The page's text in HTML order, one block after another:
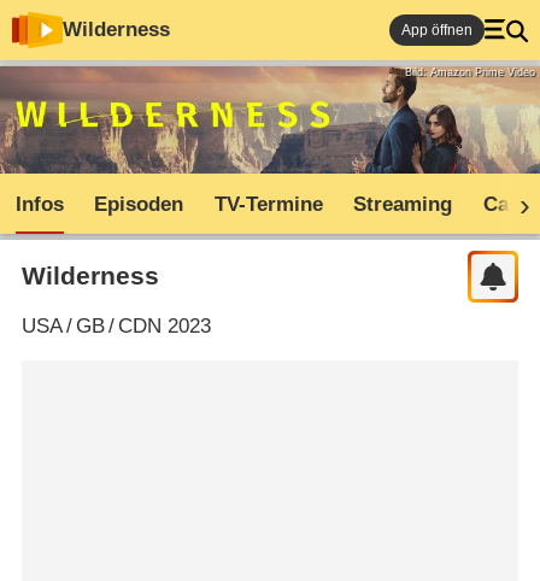
Wilderness App öffnen
Bild: Amazon Prime Video
Infos Episoden TV-Termine Streaming Cast
Wilderness
USA/ GB/ CDN 2023